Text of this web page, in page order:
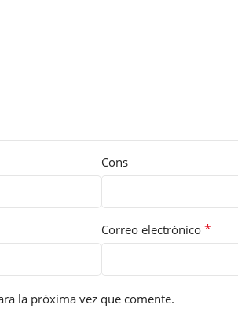
Cons
Correo electrónico *
la próxima vez que comente.